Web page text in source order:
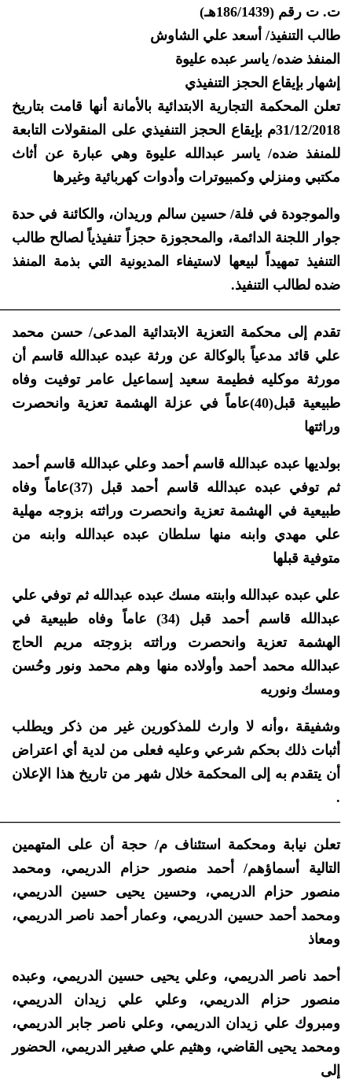
ت. ت رقم (186/1439هـ)
طالب التنفيذ/ أسعد علي الشاوش
المنفذ ضده/ ياسر عبده عليوة
إشهار بإيقاع الحجز التنفيذي
تعلن المحكمة التجارية الابتدائية بالأمانة أنها قامت بتاريخ
31/12/2018م بإيقاع الحجز التنفيذي على المنقولات التابعة
للمنفذ ضده/ ياسر عبدالله عليوة وهي عبارة عن أثاث
مكتبي ومنزلي وكمبيوترات وأدوات كهربائية وغيرها
والموجودة في فلة/ حسين سالم وريدان، والكائنة في حدة
جوار اللجنة الدائمة، والمحجوزة حجزاً تنفيذياً لصالح طالب
التنفيذ تمهيداً لبيعها لاستيفاء المديونية التي بذمة المنفذ
ضده لطالب التنفيذ.
تقدم إلى محكمة التعزية الابتدائية المدعى/ حسن محمد
علي قائد مدعياً بالوكالة عن ورثة عبده عبدالله قاسم أن
مورثة موكليه فطيمة سعيد إسماعيل عامر توفيت وفاه
طبيعية قبل(40)عاماً في عزلة الهشمة تعزية وانحصرت
وراثتها
بولديها عبده عبدالله قاسم أحمد وعلي عبدالله قاسم أحمد
ثم توفي عبده عبدالله قاسم أحمد قبل (37)عاماً وفاه
طبيعية في الهشمة تعزية وانحصرت وراثته بزوجه مهلية
علي مهدي وابنه منها سلطان عبده عبدالله وابنه من
متوفية قبلها
علي عبده عبدالله وابنته مسك عبده عبدالله ثم توفي علي
عبدالله قاسم أحمد قبل (34) عاماً وفاه طبيعية في
الهشمة تعزية وانحصرت وراثته بزوجته مريم الحاج
عبدالله محمد أحمد وأولاده منها وهم محمد ونور وحُسن
ومسك ونوريه
وشفيقة ،وأنه لا وارث للمذكورين غير من ذكر ويطلب
أثبات ذلك بحكم شرعي وعليه فعلى من لدية أي اعتراض
أن يتقدم به إلى المحكمة خلال شهر من تاريخ هذا الإعلان
.
تعلن نيابة ومحكمة استئناف م/ حجة أن على المتهمين
التالية أسماؤهم/ أحمد منصور حزام الدريمي، ومحمد
منصور حزام الدريمي، وحسين يحيى حسين الدريمي،
ومحمد أحمد حسين الدريمي، وعمار أحمد ناصر الدريمي،
ومعاذ
أحمد ناصر الدريمي، وعلي يحيى حسين الدريمي، وعبده
منصور حزام الدريمي، وعلي علي زيدان الدريمي،
ومبروك علي زيدان الدريمي، وعلي ناصر جابر الدريمي،
ومحمد يحيى القاضي، وهثيم علي صغير الدريمي، الحضور
إلى